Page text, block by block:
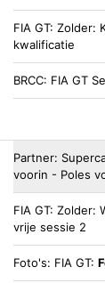
FIA GT Zolder:
kwalificatie
BRCC FIA GT
Partner
voorin - Poles
FIA GT Zolder:
vrije sessie 2
Foto's FIA GT